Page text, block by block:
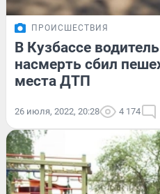
ПРОИСШЕСТВИЯ
В Кузбассе
насмерть сбил
места ДТП
26 июля, 2022, 20:28 4 174